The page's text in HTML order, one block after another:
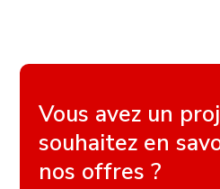
Vous avez un
souhaitez en
nos offres ?